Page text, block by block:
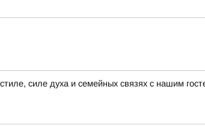
силе духа и семейных связях с нашим